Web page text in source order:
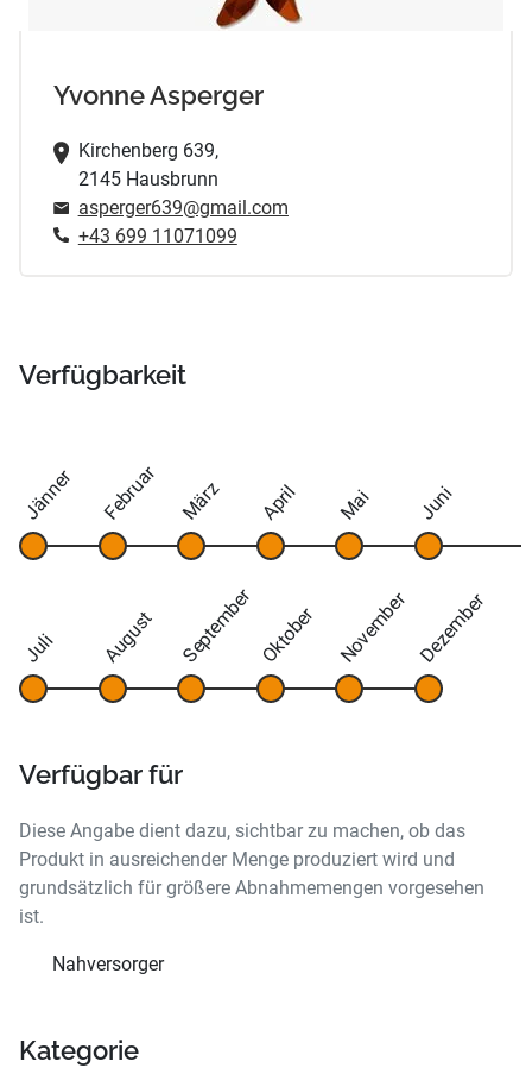
Yvonne Asperger
Kirchenberg 639,
2145 Hausbrunn
asperger639@gmail.com
+43 699 11071099
Verfügbarkeit
Jänner Februar März April Mai Juni
Juli August September Oktober November Dezember
Verfügbar für
Diese Angabe dient dazu, sichtbar zu machen, ob das
Produkt in ausreichender Menge produziert wird und
grundsätzlich für größere Abnahmemengen vorgesehen
ist.
Nahversorger
Kategorie